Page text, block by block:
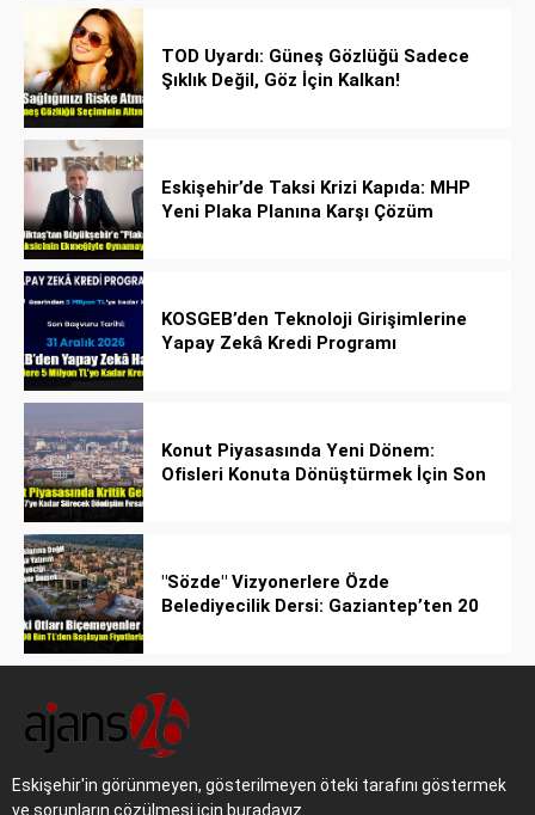
TOD Uyardı: Güneş Gözlüğü Sadece
Şıklık Değil, Göz İçin Kalkan!
Eskişehir’de Taksi Krizi Kapıda: MHP
Yeni Plaka Planına Karşı Çözüm
KOSGEB’den Teknoloji Girişimlerine
Yapay Zekâ Kredi Programı
Konut Piyasasında Yeni Dönem:
Ofisleri Konuta Dönüştürmek İçin Son
"Sözde" Vizyonerlere Özde
Belediyecilik Dersi: Gaziantep’ten 20
Eskişehir'in görünmeyen, gösterilmeyen öteki tarafını göstermek
ve sorunların çözülmesi için buradayız..